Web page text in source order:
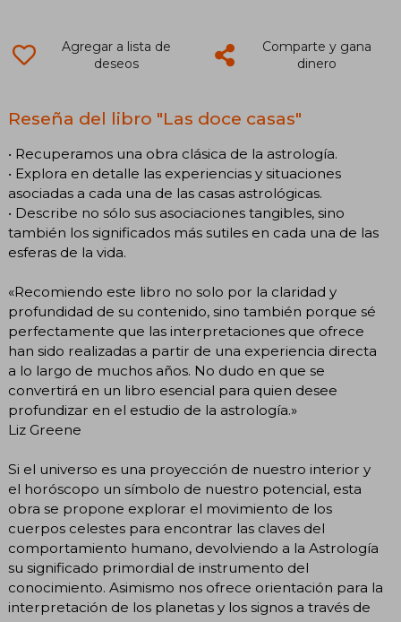
Agregar a lista de
deseos
Comparte y gana
dinero
Reseña del libro "Las doce casas"
• Recuperamos una obra clásica de la astrología.
• Explora en detalle las experiencias y situaciones
asociadas a cada una de las casas astrológicas.
• Describe no sólo sus asociaciones tangibles, sino
también los significados más sutiles en cada una de las
esferas de la vida.
«Recomiendo este libro no solo por la claridad y
profundidad de su contenido, sino también porque sé
perfectamente que las interpretaciones que ofrece
han sido realizadas a partir de una experiencia directa
a lo largo de muchos años. No dudo en que se
convertirá en un libro esencial para quien desee
profundizar en el estudio de la astrología.»
Liz Greene
Si el universo es una proyección de nuestro interior y
el horóscopo un símbolo de nuestro potencial, esta
obra se propone explorar el movimiento de los
cuerpos celestes para encontrar las claves del
comportamiento humano, devolviendo a la Astrología
su significado primordial de instrumento del
conocimiento. Asimismo nos ofrece orientación para la
interpretación de los planetas y los signos a través de